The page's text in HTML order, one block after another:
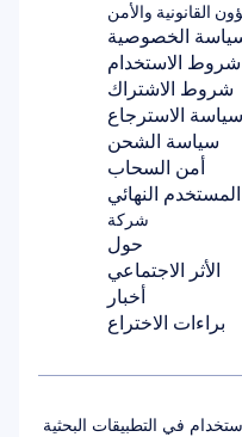
شركة
حول
الأثر الاجتماعي
أخبار
براءات الاختراع
القانونية والأمن
الخصوصية
شروط الاستخدام
شروط الاشتراك
سياسة الاسترجاع
سياسة الشحن
أمن السحاب
النهائي